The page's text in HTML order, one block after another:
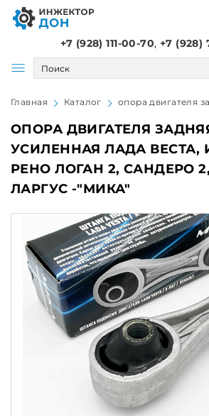
+7 (928) 111-00-70, +7 (928)
Главная Каталог опора двигателя
ОПОРА ДВИГАТЕЛЯ
УСИЛЕННАЯ ЛАДА ВЕСТА,
РЕНО ЛОГАН 2, САНДЕРО
ЛАРГУС -"МИКА"